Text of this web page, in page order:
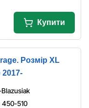
Купити
Розмір XL
450-510